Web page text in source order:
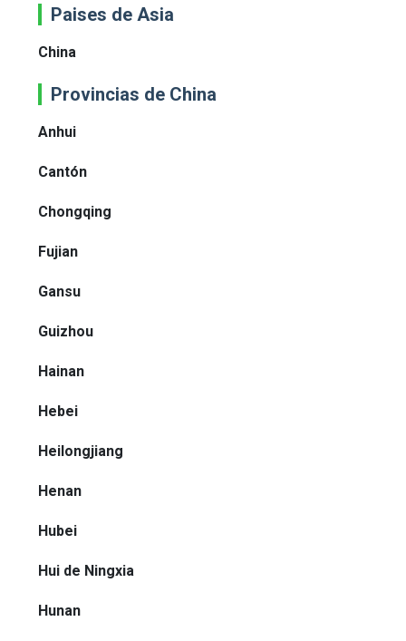
Paises de Asia
China
Provincias de China
Anhui
Cantón
Chongqing
Fujian
Gansu
Guizhou
Hainan
Hebei
Heilongjiang
Henan
Hubei
Hui de Ningxia
Hunan